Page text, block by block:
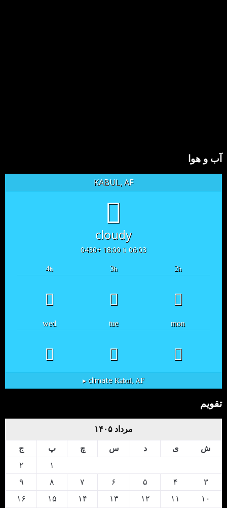
آب و هوا
KABUL, AF
cloudy
06:03
18:00 +0430
2h
3h
4h
mon
tue
wed
Kabul, AF
climate ▸
تقویم
مرداد ۱۴۰۵
ش ی د س چ پ
ج
۱
۲
۳
۴ ۵ ۶ ۷ ۸
۹
۱۰
۱۱ ۱۲ ۱۳ ۱۴ ۱۵ ۱۶